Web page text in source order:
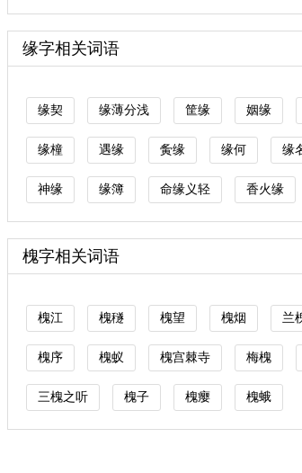
缘字相关词语
缘契 缘薄分浅 筐缘 姻缘
缘橦 遇缘 夤缘 缘何 缘
神缘 缘簿 命缘义轻 香火缘
槐字相关词语
槐江 槐穟 槐望 槐烟 兰
槐序 槐蚁 槐宫棘寺 梅槐
三槐之听 槐子 槐瘿 槐蛾